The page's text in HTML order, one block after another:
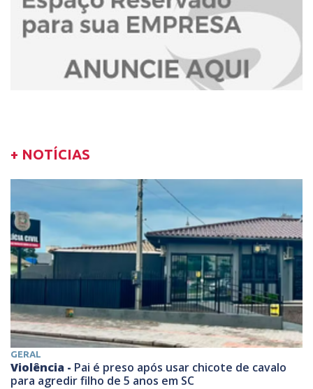
+ NOTÍCIAS
GERAL
Violência - Pai é preso após usar chicote de cavalo
para agredir filho de 5 anos em SC